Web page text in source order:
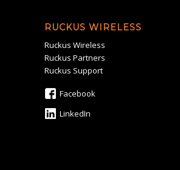
RUCKUS WIRELESS
Ruckus Wireless
Ruckus Partners
Ruckus Support
Facebook
LinkedIn